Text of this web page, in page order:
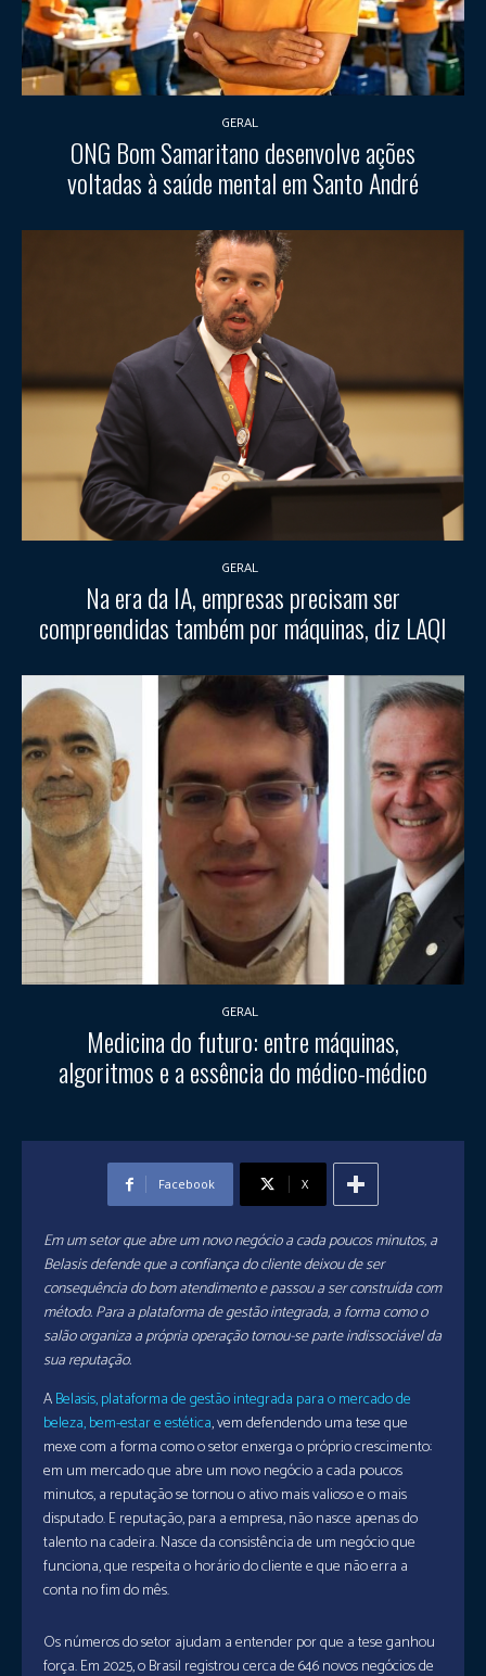
GERAL
ONG Bom Samaritano desenvolve ações
voltadas à saúde mental em Santo André
GERAL
Na era da IA, empresas precisam ser
compreendidas também por máquinas, diz LAQI
GERAL
Medicina do futuro: entre máquinas,
algoritmos e a essência do médico-médico
Facebook X
Em um setor que abre um novo negócio a cada poucos minutos, a
Belasis defende que a confiança do cliente deixou de ser
consequência do bom atendimento e passou a ser construída com
método. Para a plataforma de gestão integrada, a forma como o
salão organiza a própria operação tornou-se parte indissociável da
sua reputação.
ABelasis, plataforma de gestão integrada para o mercado de
beleza, bem-estar e estética, vem defendendo uma tese que
mexe com a forma como o setor enxerga o próprio crescimento:
em um mercado que abre um novo negócio a cada poucos
minutos, a reputação se tornou o ativo mais valioso e o mais
disputado. E reputação, para a empresa, não nasce apenas do
talento na cadeira. Nasce da consistência de um negócio que
funciona, que respeita o horário do cliente e que não erra a
conta no fim do mês.
Os números do setor ajudam a entender por que a tese ganhou
força. Em 2025, o Brasil registrou cerca de 646 novos negócios de